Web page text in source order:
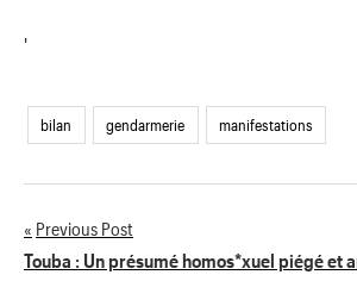
'
bilan gendarmerie manifestations
Navigation
Previous Post
Touba : Un présumé homos*xuel piégé et